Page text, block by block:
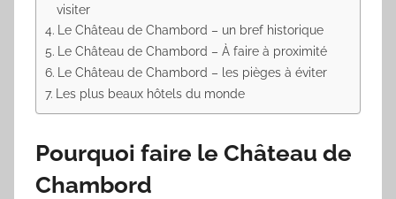
visiter
Le Château de Chambord – un bref historique
Le Château de Chambord – À faire à proximité
Le Château de Chambord – les pièges à éviter
Les plus beaux hôtels du monde
Pourquoi faire le Château de
Chambord